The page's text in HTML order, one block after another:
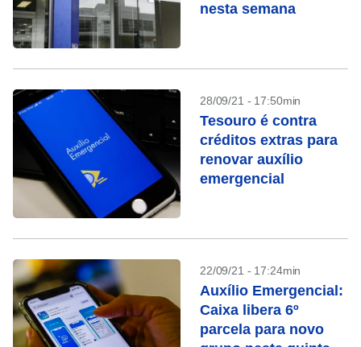
nesta semana
28/09/21 - 17:50min
Tesouro é contra
créditos extras para
renovar auxílio
emergencial
22/09/21 - 17:24min
Auxílio Emergencial:
Caixa libera 6º
parcela para novo